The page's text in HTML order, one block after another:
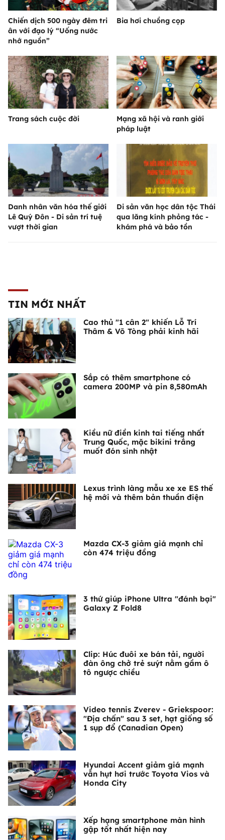
Chiến dịch 500 ngày đêm tri
ân với đạo lý “Uống nước
nhớ nguồn”
Bia hơi chuồng cọp
Trang sách cuộc đời
Mạng xã hội và ranh giới
pháp luật
Danh nhân văn hóa thế giới
Lê Quý Đôn - Di sản trí tuệ
vượt thời gian
Di sản văn học dân tộc Thái
qua lăng kính phỏng tác -
khám phá và bảo tồn
TIN MỚI NHẤT
Cao thủ "1 cân 2" khiến Lỗ Trí
Thâm & Võ Tòng phải kinh hãi
Sắp có thêm smartphone có
camera 200MP và pin 8,580mAh
Kiều nữ điền kinh tai tiếng nhất
Trung Quốc, mặc bikini trắng
muốt đón sinh nhật
Lexus trình làng mẫu xe xe ES thế
hệ mới và thêm bản thuần điện
Mazda CX-3 giảm giá mạnh chỉ
còn 474 triệu đồng
3 thứ giúp iPhone Ultra "đánh bại"
Galaxy Z Fold8
Clip: Húc đuôi xe bán tải, người
đàn ông chở trẻ suýt nằm gầm ô
tô ngược chiều
Video tennis Zverev - Griekspoor:
"Địa chấn" sau 3 set, hạt giống số
1 sụp đổ (Canadian Open)
Hyundai Accent giảm giá mạnh
vẫn hụt hơi trước Toyota Vios và
Honda City
Xếp hạng smartphone màn hình
gập tốt nhất hiện nay